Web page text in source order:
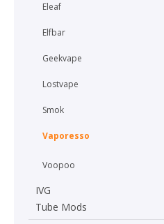
Eleaf
Elfbar
Geekvape
Lostvape
Smok
Vaporesso
Voopoo
IVG
Tube Mods